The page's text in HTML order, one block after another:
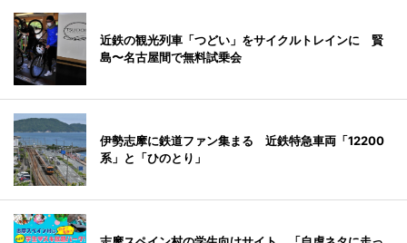
近鉄の観光列車「つどい」をサイクルトレインに 賢
島〜名古屋間で無料試乗会
伊勢志摩に鉄道ファン集まる 近鉄特急車両「12200
系」と「ひのとり」